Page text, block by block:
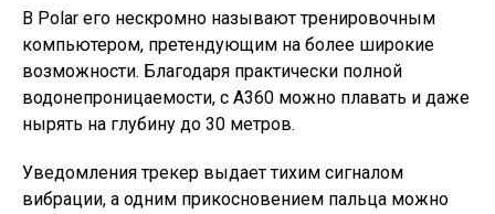
В Polar его нескромно называют тренировочным
компьютером, претендующим на более широкие
возможности. Благодаря практически полной
водонепроницаемости, с A360 можно плавать и даже
нырять на глубину до 30 метров.
Уведомления трекер выдает тихим сигналом
вибрации, а одним прикосновением пальца можно